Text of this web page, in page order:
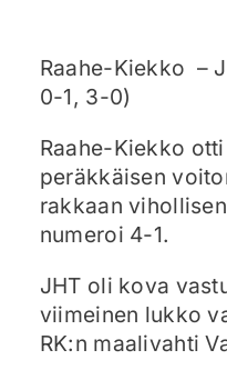
Raahe-Kiekko –
0-1, 3-0)
Raahe-Kiekko
peräkkäisen
rakkaan
numeroi 4-1.
JHT oli kova
viimeinen lukko
RK:n maalivahti